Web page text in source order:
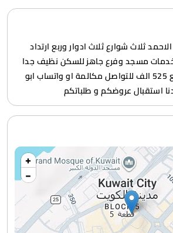
ثلاث شوارع ثلاث ادوار وربع ارتداد
للخدمات مسجد وفرع جاهز للسكن نظيف جدا
يوجد مصعد سعر البيع 525 الف للتواصل مكالمة او واتساب ابو
+
−